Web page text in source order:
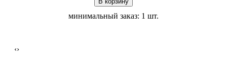
минимальный заказ: 1 шт.
‹›